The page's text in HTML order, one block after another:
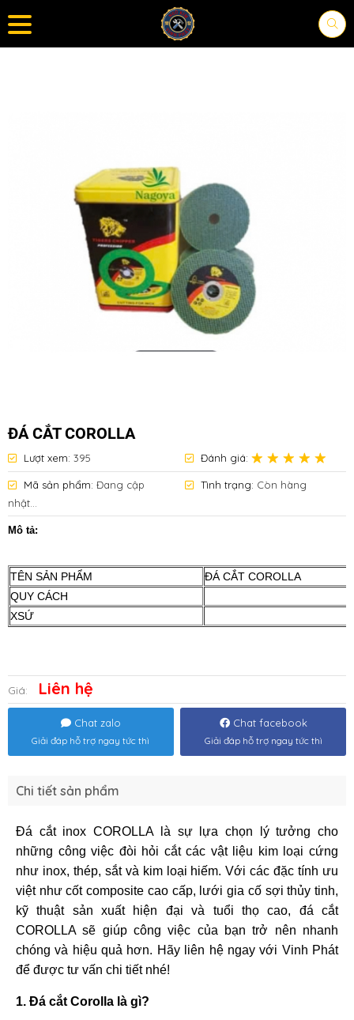
ĐÁ CẮT COROLLA
Lượt xem: 395 Đánh giá:
Mã sản phẩm: Đang cập
nhật...
Tình trạng: Còn hàng
Mô tả:
TÊN SẢN PHẨM
ĐÁ CẮT COROLLA
QUY CÁCH
XSỨ
Giá: Liên hệ
Chat zalo
Giải đáp hỗ trợ ngay tức thì
Chat facebook
Giải đáp hỗ trợ ngay tức thì
Chi tiết sản phẩm
Đá cắt inox COROLLA là sự lựa chọn lý tưởng cho
những công việc đòi hỏi cắt các vật liệu kim loại cứng
như inox, thép, sắt và kim loại hiếm. Với các đặc tính ưu
việt như cốt composite cao cấp, lưới gia cố sợi thủy tinh,
kỹ thuật sản xuất hiện đại và tuổi thọ cao, đá cắt
COROLLA sẽ giúp công việc của bạn trở nên nhanh
chóng và hiệu quả hơn. Hãy liên hệ ngay với Vinh Phát
để được tư vấn chi tiết nhé!
1. Đá cắt Corolla là gì?